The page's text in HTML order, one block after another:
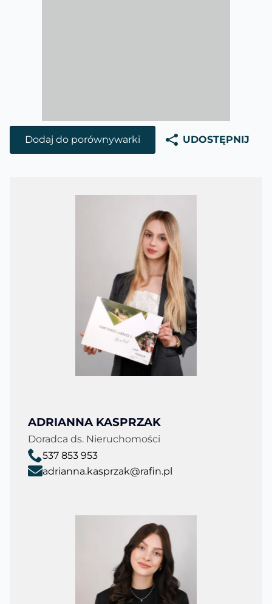
Dodaj do porównywarki UDOSTĘPNIJ
ADRIANNA KASPRZAK
Doradca ds. Nieruchomości
537 853 953
adrianna.kasprzak@rafin.pl